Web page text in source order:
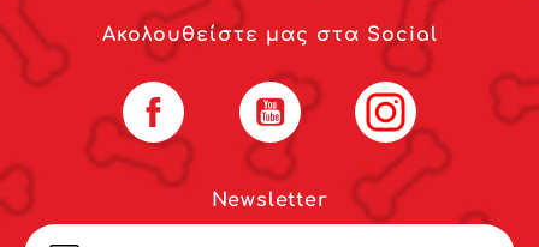
Newsletter
Ακολουθείστε μας στα Social
Facebook YouTube Instagram